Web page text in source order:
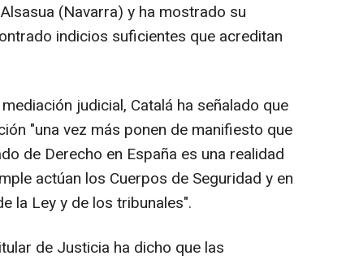
(Navarra) y ha mostrado su
indicios suficientes que acreditan
judicial, Catalá ha señalado que
"una vez más ponen de manifiesto que
de Derecho en España es una realidad
actúan los Cuerpos de Seguridad y en
la Ley y de los tribunales".
de Justicia ha dicho que las